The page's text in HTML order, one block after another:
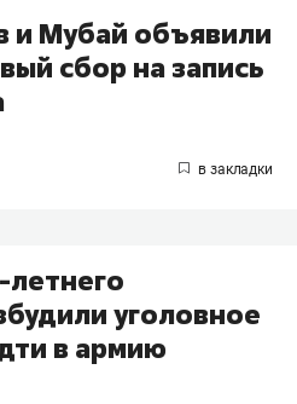
и Мубай объявили
сбор на запись
уголовное
в армию